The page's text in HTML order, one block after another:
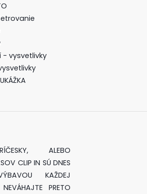
- vysvetlivky
ALEBO
CLIP IN SÚ DNES
KAŽDEJ
PRETO